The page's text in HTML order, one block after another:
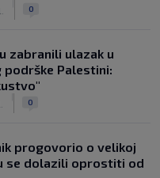
0
zabranili ulazak u
podrške Palestini:
0
progovorio o velikoj
se dolazili oprostiti od